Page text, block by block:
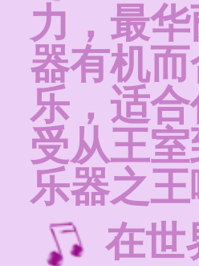
力，最
器有机
乐，适
受从王
乐器之王
在世